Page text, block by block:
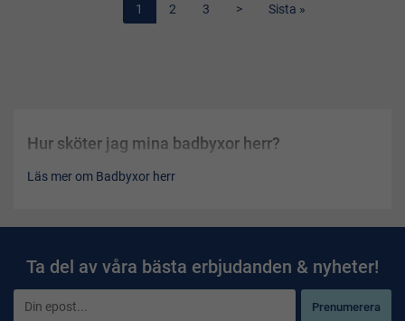
1 2 3 > Sista »
Hur sköter jag mina badbyxor herr?
Läs mer om Badbyxor herr
Ta del av våra bästa erbjudanden & nyheter!
Prenumerera